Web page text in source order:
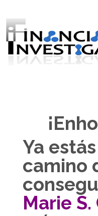
Ya
camino
Marie